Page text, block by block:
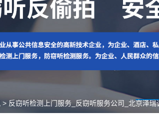
> 反窃听检测上门服务_反窃听服务公司_北京泽